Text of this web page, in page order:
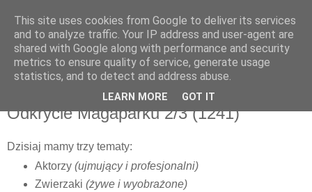
poniedziałek, 27 maja 2013
Odkrycie Magaparku 2/3 (1241)
Dzisiaj mamy trzy tematy:
Aktorzy (ujmujący i profesjonalni)
Zwierzaki (żywe i wyobrażone)
This site uses cookies from Google to deliver its services
and to analyze traffic. Your IP address and user-agent are
shared with Google along with performance and security
metrics to ensure quality of service, generate usage
statistics, and to detect and address abuse.
LEARN MORE GOT IT